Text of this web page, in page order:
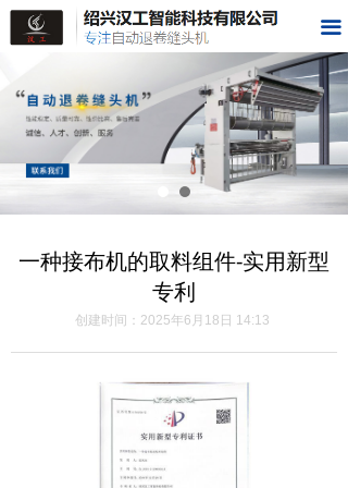
끀
首页
样品展示
视频展示
荣誉资质
科技成果
在线留言
一种接布机的取料组件-实用新型
专利
创建时间： 2025年6月18日 14:13